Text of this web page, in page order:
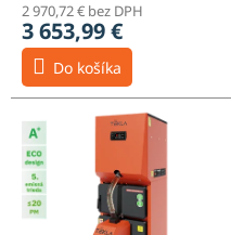
2 970,72 € bez DPH
3 653,99 €
Do košíka